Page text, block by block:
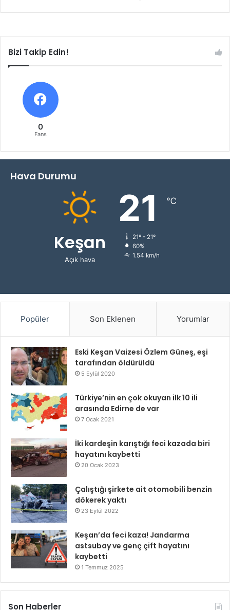
Bizi Takip Edin!
0
Fans
Hava Durumu
Keşan
Açık hava
21 ℃
21º - 21º
60%
1.54 km/h
Popüler Son Eklenen Yorumlar
Eski Keşan Vaizesi Özlem Güneş, eşi
tarafından öldürüldü
5 Eylül 2020
Türkiye’nin en çok okuyan ilk 10 ili
arasında Edirne de var
7 Ocak 2021
İki kardeşin karıştığı feci kazada biri
hayatını kaybetti
20 Ocak 2023
Çalıştığı şirkete ait otomobili benzin
dökerek yaktı
23 Eylül 2022
Keşan’da feci kaza! Jandarma
astsubay ve genç çift hayatını
kaybetti
1 Temmuz 2025
Son Haberler